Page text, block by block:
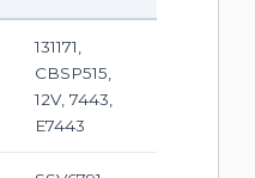
131171,
CBSP515,
12V, 7443,
E7443